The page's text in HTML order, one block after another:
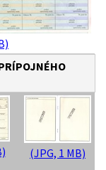
(JPG, 1 MB)